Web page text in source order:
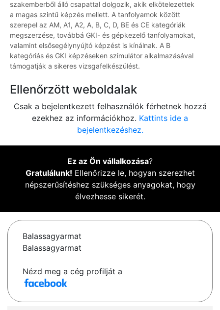
szakemberből álló csapattal dolgozik, akik elkötelezettek
a magas szintű képzés mellett. A tanfolyamok között
szerepel az AM, A1, A2, A, B, C, D, BE és CE kategóriák
megszerzése, továbbá GKI- és gépkezelő tanfolyamokat,
valamint elsősegélynyújtó képzést is kínálnak. A B
kategóriás és GKI képzéseken szimulátor alkalmazásával
támogatják a sikeres vizsgafelkészülést.
Ellenőrzött weboldalak
Csak a bejelentkezett felhasználók férhetnek hozzá
ezekhez az információkhoz. Kattints ide a
bejelentkezéshez.
Ez az Ön vállalkozása?
Gratulálunk! Ellenőrizze le, hogyan szerezhet
népszerűsítéshez szükséges anyagokat, hogy
élvezhesse sikerét.
Balassagyarmat
Balassagyarmat
Nézd meg a cég profilját a